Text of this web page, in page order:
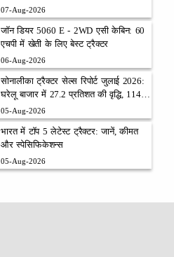
07-Aug-2026
जॉन डियर 5060 E - 2WD एसी केबिन: 60
एचपी में खेती के लिए बेस्ट ट्रैक्टर
06-Aug-2026
सोनालीका ट्रैक्टर सेल्स रिपोर्ट जुलाई 2026:
घरेलू बाजार में 27.2 प्रतिशत की वृद्धि, 11442
ट्रैक्टर बेचे
05-Aug-2026
भारत में टॉप 5 लेटेस्ट ट्रैक्टर: जानें, कीमत
और स्पेसिफिकेशन्स
05-Aug-2026